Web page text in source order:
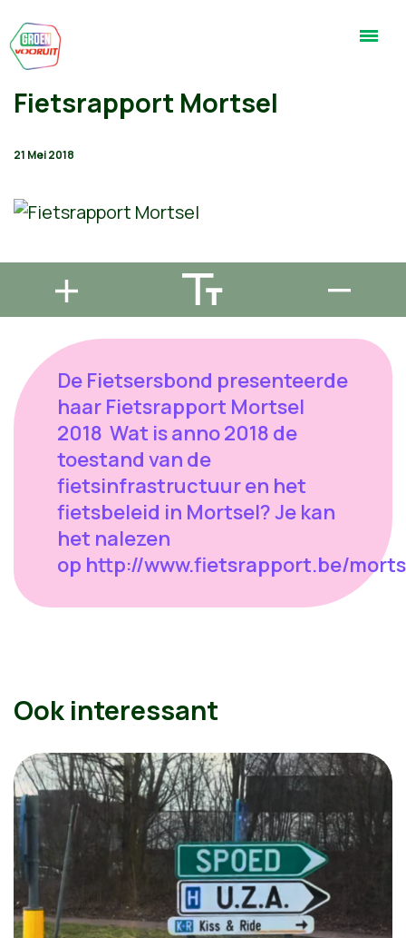
Fietsrapport Mortsel
21 Mei 2018
De Fietsersbond presenteerde
haar Fietsrapport Mortsel
2018 Wat is anno 2018 de
toestand van de
fietsinfrastructuur en het
fietsbeleid in Mortsel? Je kan
het nalezen
op http://www.fietsrapport.be/
Ook interessant